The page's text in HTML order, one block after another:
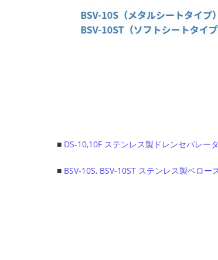
■ DS-10,10F ステンレス製ドレンセパレ
■ BSV-10S, BSV-10ST ステンレス製ベロ